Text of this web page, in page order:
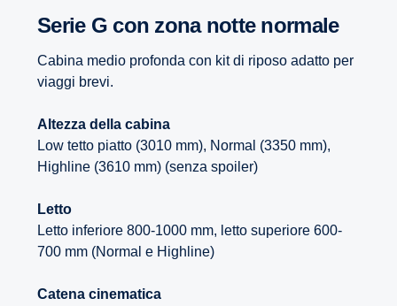
Serie G con zona notte normale
Cabina medio profonda con kit di riposo adatto per
viaggi brevi.
Altezza della cabina
Low tetto piatto (3010 mm), Normal (3350 mm),
Highline (3610 mm) (senza spoiler)
Letto
Letto inferiore 800-1000 mm, letto superiore 600-
700 mm (Normal e Highline)
Catena cinematica